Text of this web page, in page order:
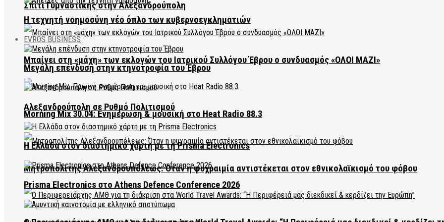
Σπίτι Γυμναστικής στην Αλεξανδρούπολη
Μπαίνει στη «μάχη» των εκλογών του Ιατρικού Συλλόγου Έβρου ο συνδυασμός «ΟΛΟΙ ΜΑΖΙ»
Morning Mix 30.04: Ενημέρωση & μουσική στο Heat Radio 88.3
Μητροπολίτης Αλεξανδρουπόλεως: Όταν η ψυχραιμία αντιστέκεται στον εθνικολαϊκισμό του φόβου
Η τεχνητή νοημοσύνη νέο όπλο των κυβερνοεγκληματιών
EVROS BUSINESS
Μεγάλη επένδυση στην κτηνοτροφία του Έβρου
Αλεξανδρούπολη σε Ρυθμό Πολιτισμού
Η Ελλάδα στον διαστημικό χάρτη με τη Prisma Electronics
Prisma Electronics στο Athens Defence Conference 2026